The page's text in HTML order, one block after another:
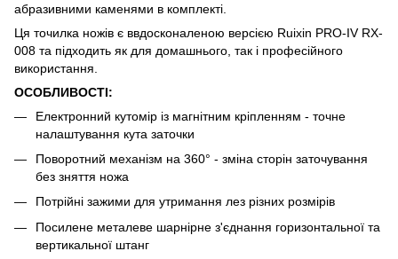
абразивними каменями в комплекті.
Ця точилка ножів є ввдосконаленою версією Ruixin PRO-IV RX-
008 та підходить як для домашнього, так і професійного
використання.
ОСОБЛИВОСТІ:
Електронний кутомір із магнітним кріпленням - точне
налаштування кута заточки
Поворотний механізм на 360° - зміна сторін заточування
без зняття ножа
Потрійні зажими для утримання лез різних розмірів
Посилене металеве шарнірне з'єднання горизонтальної та
вертикальної штанг